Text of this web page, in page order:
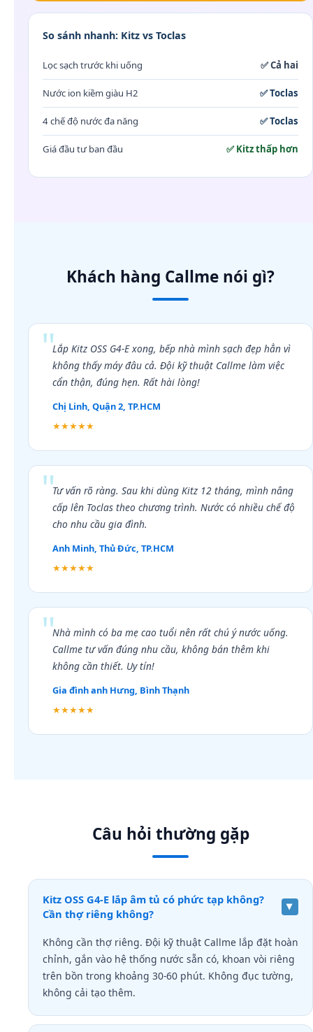
So sánh nhanh: Kitz vs Toclas
Lọc sạch trước khi uống ✅ Cả hai
Nước ion kiềm giàu H2 ✅ Toclas
4 chế độ nước đa năng ✅ Toclas
Giá đầu tư ban đầu ✅ Kitz thấp hơn
Khách hàng Callme nói gì?
Lắp Kitz OSS G4-E xong, bếp nhà mình sạch đẹp hẳn vì
không thấy máy đâu cả. Đội kỹ thuật Callme làm việc
cẩn thận, đúng hẹn. Rất hài lòng!
Chị Linh, Quận 2, TP.HCM
★★★★★
Tư vấn rõ ràng. Sau khi dùng Kitz 12 tháng, mình nâng
cấp lên Toclas theo chương trình. Nước có nhiều chế độ
cho nhu cầu gia đình.
Anh Minh, Thủ Đức, TP.HCM
★★★★★
Nhà mình có ba mẹ cao tuổi nên rất chú ý nước uống.
Callme tư vấn đúng nhu cầu, không bán thêm khi
không cần thiết. Uy tín!
Gia đình anh Hưng, Bình Thạnh
★★★★★
Câu hỏi thường gặp
Kitz OSS G4-E lắp âm tủ có phức tạp không?
Cần thợ riêng không?
Không cần thợ riêng. Đội kỹ thuật Callme lắp đặt hoàn
chỉnh, gắn vào hệ thống nước sẵn có, khoan vòi riêng
trên bồn trong khoảng 30-60 phút. Không đục tường,
không cải tạo thêm.